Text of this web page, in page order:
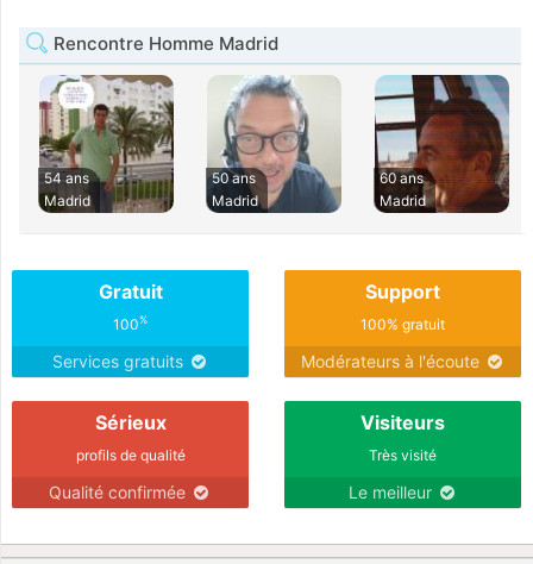
Rencontre Homme Madrid
54 ans
Madrid
50 ans
Madrid
60 ans
Madrid
Gratuit
100%
Services gratuits
Support
100% gratuit
Modérateurs à l'écoute
Sérieux
profils de qualité
Qualité confirmée
Visiteurs
Très visité
Le meilleur